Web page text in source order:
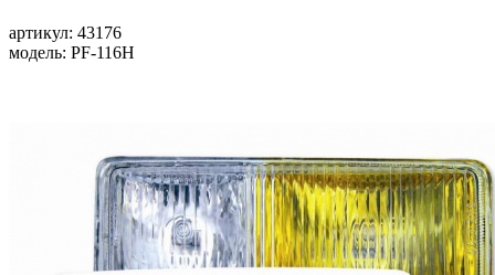
артикул: 43176
модель: PF-116H